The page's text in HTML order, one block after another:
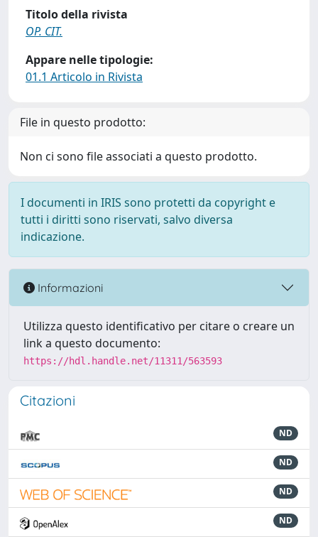
Titolo della rivista
OP. CIT.
Appare nelle tipologie:
01.1 Articolo in Rivista
File in questo prodotto:
Non ci sono file associati a questo prodotto.
I documenti in IRIS sono protetti da copyright e
tutti i diritti sono riservati, salvo diversa
indicazione.
Informazioni
Utilizza questo identificativo per citare o creare un
link a questo documento:
https://hdl.handle.net/11311/563593
Citazioni
ND
ND
ND
ND